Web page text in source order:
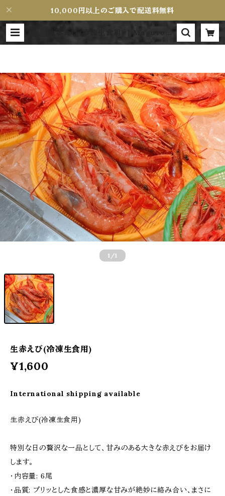
10,000円以上のご購入で配送料無料
生赤えび(冷凍生食用) | MaguroMi
yamoto
1 /1
生赤えび(冷凍生食用)
¥1,600
International shipping available
生赤えび(冷凍生食用)
特別な日の贅沢な一品として、甘みのある大きな赤えびをお届け
します。
・内容量: 6尾
・品質: プリッとした食感と濃厚な甘みが絶妙に絡み合い、まさに